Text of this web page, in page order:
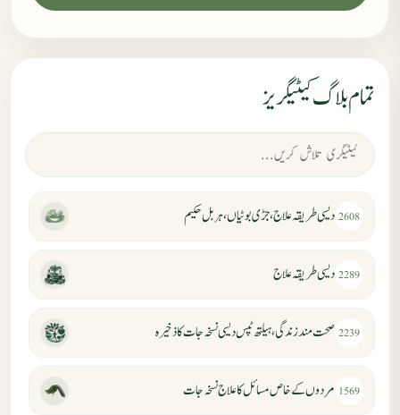
تمام بلاگ کیٹیگریز
2608 دیسی طریقہ علاج، جڑی بوٹیاں، ہربل حکیم
2289 دیسی طریقہ علاج
2239 صحت مند زندگی، ہیلتھ ٹپس دیسی نسخہ جات کا ذخیرہ
1569 مردوں کے خاص مسائل کا علاج نسخہ جات